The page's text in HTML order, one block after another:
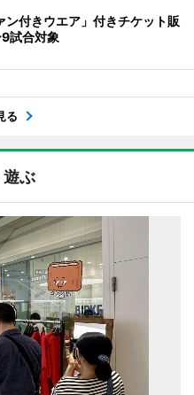
ン付きウエア」付きチケット販
試合対象
る
遊ぶ